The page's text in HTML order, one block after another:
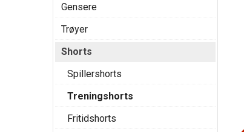
Gensere
Trøyer
Shorts
Spillershorts
Treningshorts
Fritidshorts